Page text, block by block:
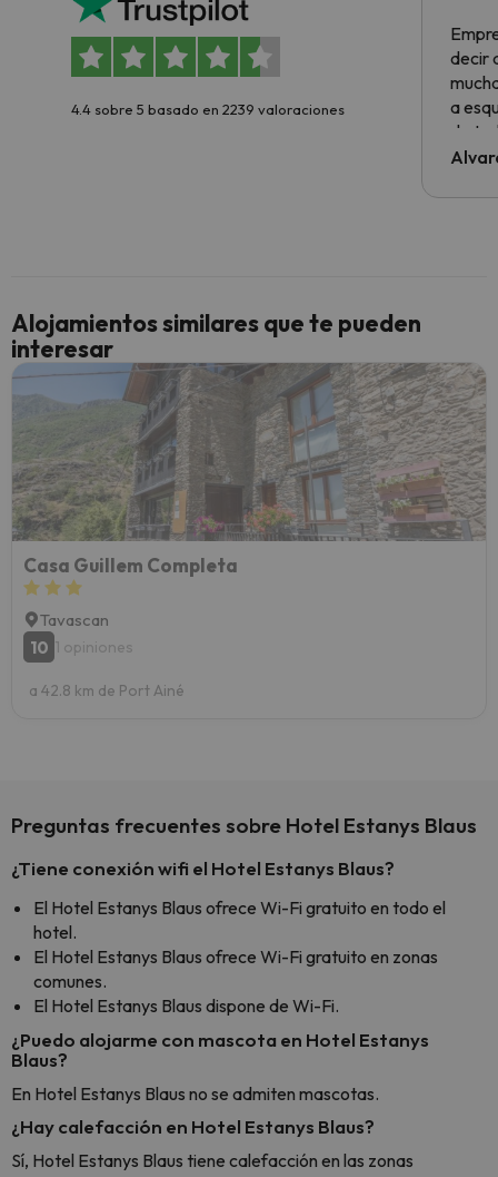
4.4 sobre 5 basado en 2239 valoraciones
decir
a
de
al
culpa
yo.
Alojamientos similares que te pueden
interesar
Casa Guillem Completa
Tavascan
10 1 opiniones
a 42.8 km de Port Ainé
Preguntas frecuentes sobre Hotel Estanys Blaus
¿Tiene conexión wifi el Hotel Estanys Blaus?
El Hotel Estanys Blaus ofrece Wi-Fi gratuito en todo el
hotel.
El Hotel Estanys Blaus ofrece Wi-Fi gratuito en zonas
comunes.
El Hotel Estanys Blaus dispone de Wi-Fi.
¿Puedo alojarme con mascota en Hotel Estanys
Blaus?
En Hotel Estanys Blaus no se admiten mascotas.
¿Hay calefacción en Hotel Estanys Blaus?
Sí, Hotel Estanys Blaus tiene calefacción en las zonas